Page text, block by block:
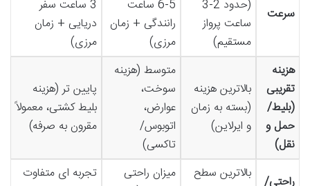
سرعت
(حدود 2-3
ساعت پرواز
مستقیم)
5-6 ساعت
رانندگی + زمان
مرزی)
3 ساعت سفر
دریایی + زمان
مرزی)
هزینه
تقریبی
(بلیط/
حمل و
نقل)
بالاترین هزینه
(بسته به زمان
و ایرلاین)
متوسط (هزینه
سوخت،
عوارض،
اتوبوس/
تاکسی)
پایین تر (هزینه
بلیط کشتی، معمولاً
مقرون به صرفه)
راحتی/
بالاترین سطح
میزان راحتی
تجربه ای متفاوت